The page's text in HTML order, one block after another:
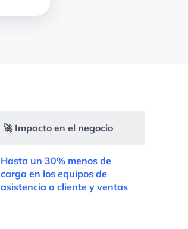
🚀 Impacto en el negocio
Hasta un 30% menos de
carga en los equipos de
asistencia a cliente y ventas